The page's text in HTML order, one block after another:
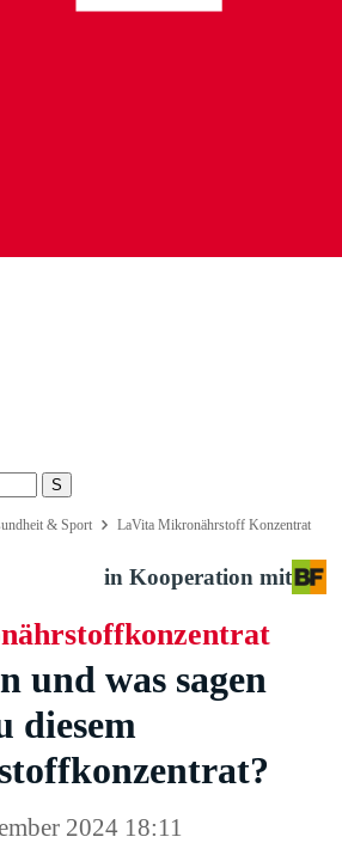
& Sport LaVita Mikronährstoff Konzentrat
in Kooperation mit
und was sagen
diesem
2024 18:11